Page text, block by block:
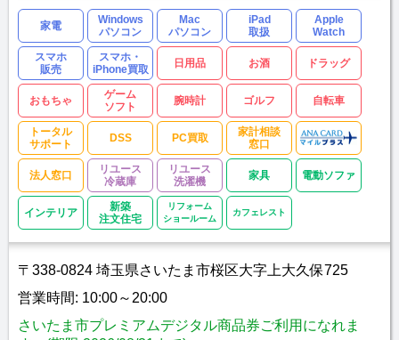
家電
Windows
パソコン
Mac
パソコン
iPad
取扱
Apple
Watch
スマホ
販売
スマホ・
iPhone買取
日用品 お酒 ドラッグ
おもちゃ
ゲーム
ソフト
腕時計 ゴルフ 自転車
トータル
サポート
DSS PC買取
家計相談
窓口
法人窓口
リユース
冷蔵庫
リユース
洗濯機
家具 電動ソファ
インテリア
新築
注文住宅
リフォーム
ショールーム
カフェレスト
〒338-0824 埼玉県さいたま市桜区大字上大久保725
営業時間: 10:00～20:00
さいたま市プレミアムデジタル商品券ご利用になれま